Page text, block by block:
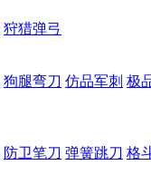
狩猎弹弓
狗腿弯刀 仿品军刺 极
防卫笔刀 弹簧跳刀 格